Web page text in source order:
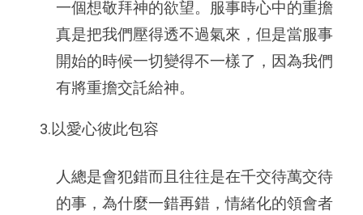
一個想敬拜神的欲望。服事時心中的重擔
真是把我們壓得透不過氣來，但是當服事
開始的時候一切變得不一樣了，因為我們
有將重擔交託給神。
3.以愛心彼此包容
人總是會犯錯而且往往是在千交待萬交待
的事，為什麼一錯再錯，情緒化的領會者